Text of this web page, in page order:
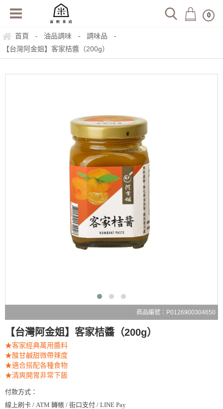
0
首頁 - 油品調味 - 調味品 -
【台灣阿金姐】客家桔醬（200g）
商品編號：P0126900304650
【台灣阿金姐】客家桔醬（200g）
★客家經典萬用醬料
★酸甘鹹甜微帶辣度
★適合搭配各種食物
★清爽開胃非常下飯
付款方式：
線上刷卡 / ATM 轉帳 / 街口支付 / LINE Pay